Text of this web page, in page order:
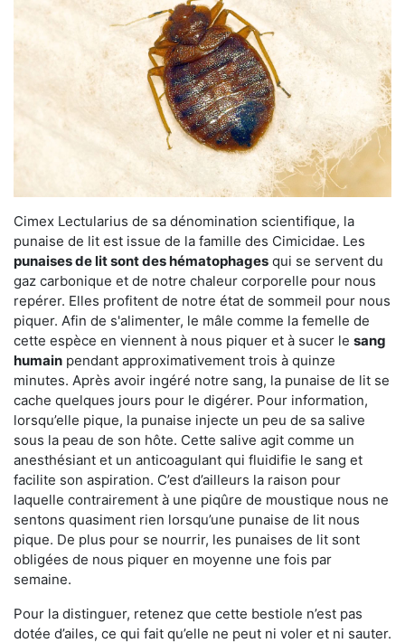
Cimex Lectularius de sa dénomination scientifique, la
punaise de lit est issue de la famille des Cimicidae. Les
punaises de lit sont des hématophages qui se servent du
gaz carbonique et de notre chaleur corporelle pour nous
repérer. Elles profitent de notre état de sommeil pour nous
piquer. Afin de s'alimenter, le mâle comme la femelle de
cette espèce en viennent à nous piquer et à sucer le sang
humain pendant approximativement trois à quinze
minutes. Après avoir ingéré notre sang, la punaise de lit se
cache quelques jours pour le digérer. Pour information,
lorsqu’elle pique, la punaise injecte un peu de sa salive
sous la peau de son hôte. Cette salive agit comme un
anesthésiant et un anticoagulant qui fluidifie le sang et
facilite son aspiration. C’est d’ailleurs la raison pour
laquelle contrairement à une piqûre de moustique nous ne
sentons quasiment rien lorsqu’une punaise de lit nous
pique. De plus pour se nourrir, les punaises de lit sont
obligées de nous piquer en moyenne une fois par
semaine.
Pour la distinguer, retenez que cette bestiole n’est pas
dotée d’ailes, ce qui fait qu’elle ne peut ni voler et ni sauter.